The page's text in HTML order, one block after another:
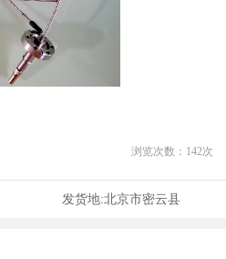
浏览次数： 142次
发货地:北京市密云县